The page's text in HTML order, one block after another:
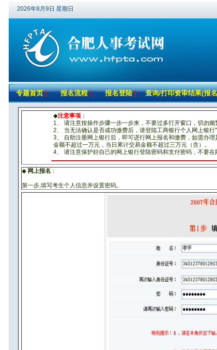
2026年8月9日 星期日
专题首页 | 报名流程| 报名登陆 | 查询/打印资审结果(报
◆注意事项 ：
1、 请注意按操作步骤一步一步来，不要过多打开窗口，切勿
2、 当无法确认是否成功缴费后，请登陆工商银行个人网上银
3、 自助注册网上银行后，即可进行网上报名和缴费，如需办
金额不超过一万元，当日累计交易金额不超过三万元（含）。
4、 请注意保护好自己的网上银行登陆密码和支付密码，不要
◆ 网上报名 ：
第一步,填写考生个人信息并设置密码。